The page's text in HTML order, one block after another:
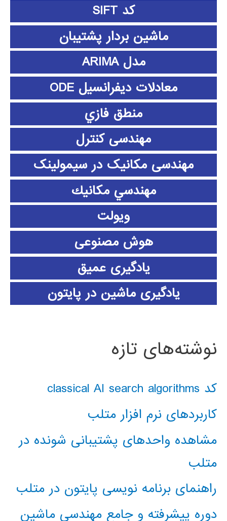
کد SIFT
ماشین بردار پشتیبان
مدل ARIMA
معادلات دیفرانسیل ODE
منطق فازي
مهندسی کنترل
مهندسی مکانیک در سیمولینک
مهندسي مكانيك
ویولت
هوش مصنوعی
یادگیری عمیق
یادگیری ماشین در پایتون
نوشته‌های تازه
کد classical AI search algorithms
کاربردهای نرم افزار متلب
مشاهده واحدهای پشتیبانی شونده در
متلب
راهنمای برنامه نویسی پایتون در متلب
دوره پیشرفته و جامع مهندسی ماشین